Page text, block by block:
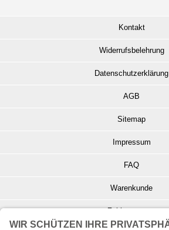
Kontakt
Widerrufsbelehrung
Datenschutzerklärung
AGB
Sitemap
Impressum
FAQ
Warenkunde
Zahlungsarten